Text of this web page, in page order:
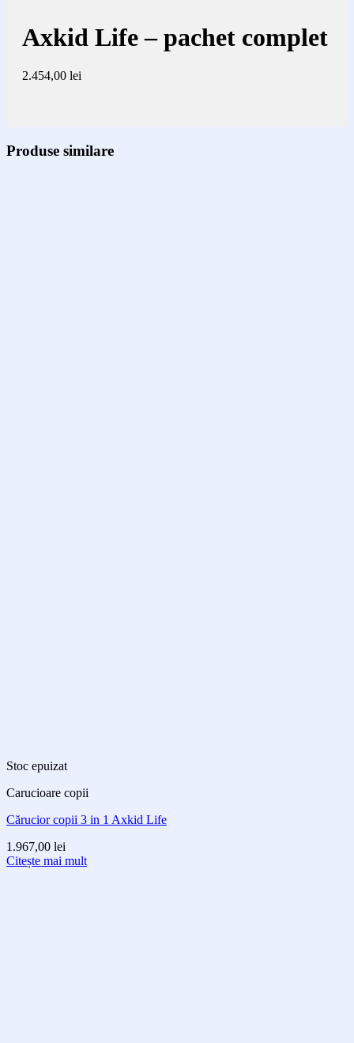
Axkid Life – pachet complet
2.454,00 lei
Produse similare
Stoc epuizat
Carucioare copii
Cărucior copii 3 in 1 Axkid Life
1.967,00 lei
Citește mai mult